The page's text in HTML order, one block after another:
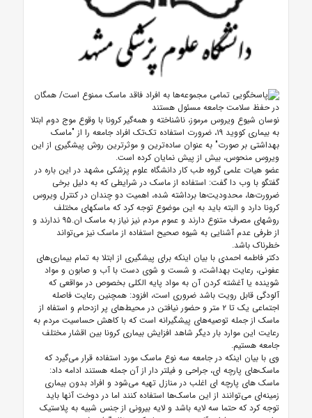
نوسان شیوع ویروس مرموز، ناشناخته و همه‌گیر کرونا با وقوع موج دوم ابتلا
به بیماری کووید ۱۹، ضرورت استفاده تک‌تک افراد جامعه را از "ماسک
بهداشتی بر صورت" به عنوان ساده‌ترین و موثرترین روش پیشگیری از این
ویروس منحوس، بیش از پیش نمایان کرده است.
عضو هیات علمی گروه طب کار دانشگاه علوم پزشکی مشهد در این باره در
گفتگو با وب دا گفت: استفاده از ماسک در شرایطی که به دلیل برخی
ضرورت‌ها، محدودیت‌ها برداشته شده، اهمیت دو چندان در کنترل ویروس
کرونا دارد و البته باید به این موضوع توجه کرد که ماسکهای مختلف
روشهای مصرف متنوع دارند و عموم مردم نیز نیاز به ماسک ان.۹۵ ندارند و
از طرفی عدم آشنایی به شیوه صحیح استفاده از ماسک نیز می‌تواند
خطرناک باشد.
دکتر فاطمه احمدی با بیان اینکه برای پیشگیری از ابتلا به تمام بیماری‌های
عفونی، رعایت بهداشت، و شست و شوی دست با آب و صابون و مواد
شوینده یا آغشته کردن آن به مواد پایه الکلی بخصوص در مواقعی که
آلودگی قابل رویت باشد ضروری است، افزود: همچنین رعایت فاصله
اجتماعی یک تا ۲ متر و حضور نیافتن در محیط‌های پر ازدحام و استفاه از
ماسک از جمله توصیه‌های پیشگیرانه است که با کاهش حساسیت مردم به
رعایت این موارد بار دیگر شاهد افزایش بیماری کرونا بین اقشار مختلف
جامعه هستیم.
وی با بیان اینکه در جامعه سه نوع ماسک مورد استفاده قرار می‌گیرد که
ماسک‌های پارچه ای، جراحی و فیلتر دار از آن جمله هستند ادامه داد:
ماسک های پارچه ای اغلب در منازل تهیه می‌شود و افراد بدون بیماری
زمینه‌ای می‌توانند از این ماسک‌ها استفاده کنند اما در دوخت آنها باید
توجه کرد که حتما سه لایه باشد و لایه بیرونی از جنس شبیه به پلاستیک